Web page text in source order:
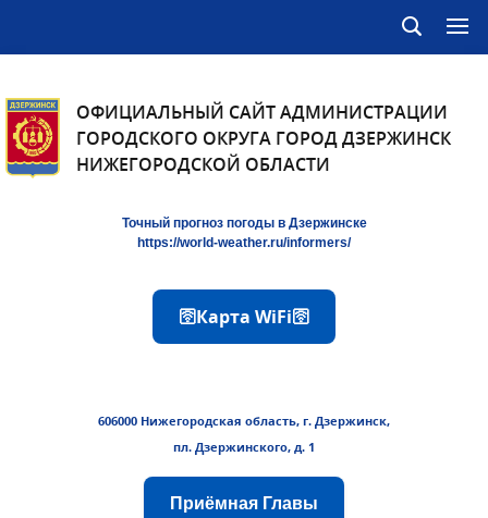
ОФИЦИАЛЬНЫЙ САЙТ АДМИНИСТРАЦИИ
ГОРОДСКОГО ОКРУГА ГОРОД ДЗЕРЖИНСК
НИЖЕГОРОДСКОЙ ОБЛАСТИ
Точный прогноз погоды в Дзержинске
https://world-weather.ru/informers/
🛜Карта WiFi🛜
606000 Нижегородская область, г. Дзержинск,
пл. Дзержинского, д. 1
Приёмная Главы